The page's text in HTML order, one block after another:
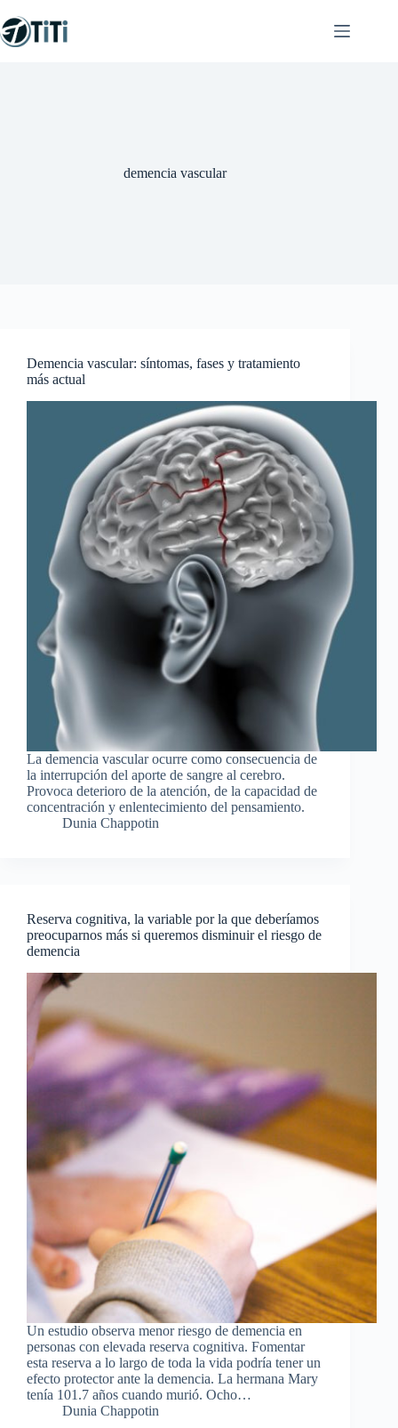
al
contenido
demencia vascular
Demencia vascular: síntomas, fases y tratamiento
más actual
La demencia vascular ocurre como consecuencia de
la interrupción del aporte de sangre al cerebro.
Provoca deterioro de la atención, de la capacidad de
concentración y enlentecimiento del pensamiento.
Dunia Chappotin
Reserva cognitiva, la variable por la que deberíamos
preocuparnos más si queremos disminuir el riesgo de
demencia
Un estudio observa menor riesgo de demencia en
personas con elevada reserva cognitiva. Fomentar
esta reserva a lo largo de toda la vida podría tener un
efecto protector ante la demencia. La hermana Mary
tenía 101.7 años cuando murió. Ocho…
Dunia Chappotin